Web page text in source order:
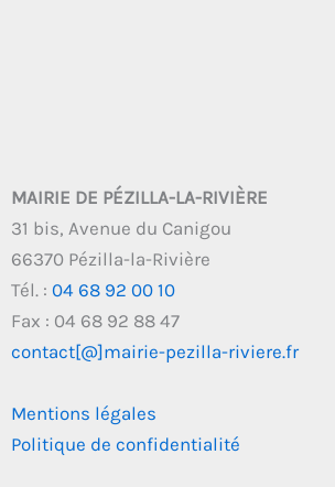
MAIRIE DE PÉZILLA-LA-RIVIÈRE
31 bis, Avenue du Canigou
66370 Pézilla-la-Rivière
Tél. : 04 68 92 00 10
Fax : 04 68 92 88 47
contact[@]mairie-pezilla-riviere.fr
Mentions légales
Politique de confidentialité